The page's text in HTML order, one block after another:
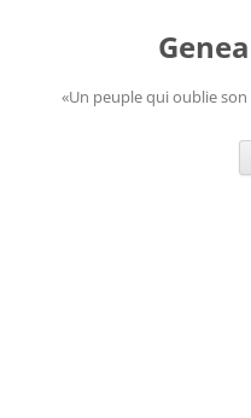
«Un peuple qui oublie